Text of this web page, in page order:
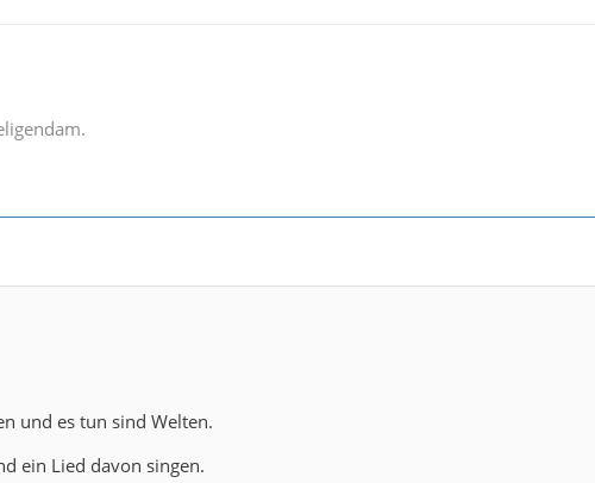
und es tun sind Welten.
ein Lied davon singen.